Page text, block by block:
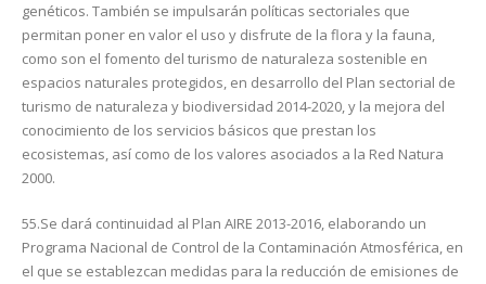
genéticos. También se impulsarán políticas sectoriales que
permitan poner en valor el uso y disfrute de la flora y la fauna,
como son el fomento del turismo de naturaleza sostenible en
espacios naturales protegidos, en desarrollo del Plan sectorial de
turismo de naturaleza y biodiversidad 2014-2020, y la mejora del
conocimiento de los servicios básicos que prestan los
ecosistemas, así como de los valores asociados a la Red Natura
2000.
55.Se dará continuidad al Plan AIRE 2013-2016, elaborando un
Programa Nacional de Control de la Contaminación Atmosférica, en
el que se establezcan medidas para la reducción de emisiones de